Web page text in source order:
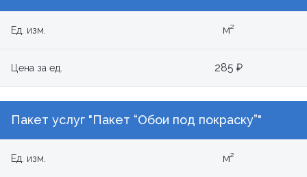
Ед. изм. м²
Цена за ед. 285 ₽
Пакет услуг "Пакет “Обои под покраску”"
Ед. изм. м²